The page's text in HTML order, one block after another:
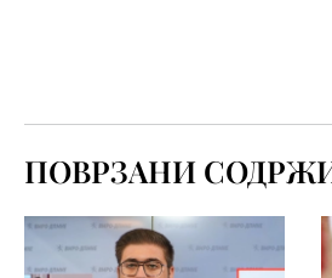
ПОВРЗАНИ